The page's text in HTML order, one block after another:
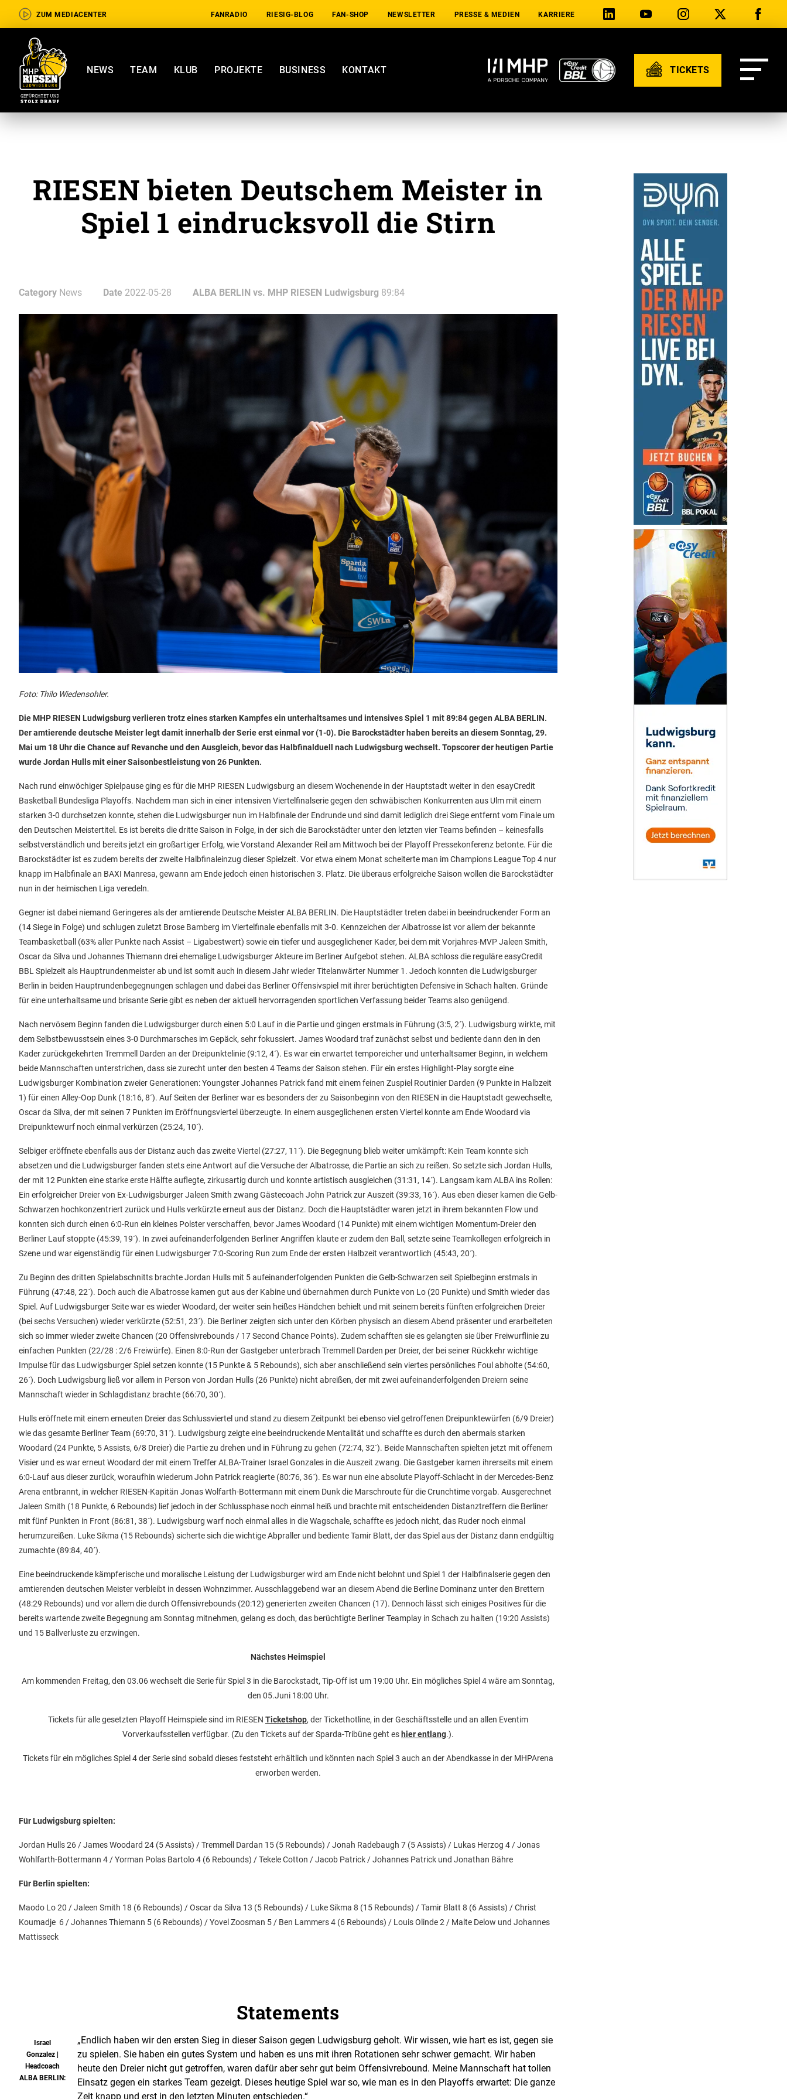
ZUM MEDIACENTER FANRADIO RIESIG-BLOG FAN-SHOP NEWSLETTER PRESSE & MEDIEN KARRIERE
NEWS TEAM KLUB PROJEKTE BUSINESS KONTAKT TICKETS
RIESEN bieten Deutschem Meister in
Spiel 1 eindrucksvoll die Stirn
Category News Date 2022-05-28 ALBA BERLIN vs. MHP RIESEN Ludwigsburg 89:84
Foto: Thilo Wiedensohler.
Die MHP RIESEN Ludwigsburg verlieren trotz eines starken Kampfes ein unterhaltsames und intensives Spiel 1 mit 89:84 gegen ALBA BERLIN.
Der amtierende deutsche Meister legt damit innerhalb der Serie erst einmal vor (1-0). Die Barockstädter haben bereits an diesem Sonntag, 29.
Mai um 18 Uhr die Chance auf Revanche und den Ausgleich, bevor das Halbfinalduell nach Ludwigsburg wechselt. Topscorer der heutigen Partie
wurde Jordan Hulls mit einer Saisonbestleistung von 26 Punkten.
Nach rund einwöchiger Spielpause ging es für die MHP RIESEN Ludwigsburg an diesem Wochenende in der Hauptstadt weiter in den esayCredit
Basketball Bundesliga Playoffs. Nachdem man sich in einer intensiven Viertelfinalserie gegen den schwäbischen Konkurrenten aus Ulm mit einem
starken 3-0 durchsetzen konnte, stehen die Ludwigsburger nun im Halbfinale der Endrunde und sind damit lediglich drei Siege entfernt vom Finale um
den Deutschen Meistertitel. Es ist bereits die dritte Saison in Folge, in der sich die Barockstädter unter den letzten vier Teams befinden – keinesfalls
selbstverständlich und bereits jetzt ein großartiger Erfolg, wie Vorstand Alexander Reil am Mittwoch bei der Playoff Pressekonferenz betonte. Für die
Barockstädter ist es zudem bereits der zweite Halbfinaleinzug dieser Spielzeit. Vor etwa einem Monat scheiterte man im Champions League Top 4 nur
knapp im Halbfinale an BAXI Manresa, gewann am Ende jedoch einen historischen 3. Platz. Die überaus erfolgreiche Saison wollen die Barockstädter
nun in der heimischen Liga veredeln.
Gegner ist dabei niemand Geringeres als der amtierende Deutsche Meister ALBA BERLIN. Die Hauptstädter treten dabei in beeindruckender Form an
(14 Siege in Folge) und schlugen zuletzt Brose Bamberg im Viertelfinale ebenfalls mit 3-0. Kennzeichen der Albatrosse ist vor allem der bekannte
Teambasketball (63% aller Punkte nach Assist – Ligabestwert) sowie ein tiefer und ausgeglichener Kader, bei dem mit Vorjahres-MVP Jaleen Smith,
Oscar da Silva und Johannes Thiemann drei ehemalige Ludwigsburger Akteure im Berliner Aufgebot stehen. ALBA schloss die reguläre easyCredit
BBL Spielzeit als Hauptrundenmeister ab und ist somit auch in diesem Jahr wieder Titelanwärter Nummer 1. Jedoch konnten die Ludwigsburger
Berlin in beiden Hauptrundenbegegnungen schlagen und dabei das Berliner Offensivspiel mit ihrer berüchtigten Defensive in Schach halten. Gründe
für eine unterhaltsame und brisante Serie gibt es neben der aktuell hervorragenden sportlichen Verfassung beider Teams also genügend.
Nach nervösem Beginn fanden die Ludwigsburger durch einen 5:0 Lauf in die Partie und gingen erstmals in Führung (3:5, 2´). Ludwigsburg wirkte, mit
dem Selbstbewusstsein eines 3-0 Durchmarsches im Gepäck, sehr fokussiert. James Woodard traf zunächst selbst und bediente dann den in den
Kader zurückgekehrten Tremmell Darden an der Dreipunktelinie (9:12, 4´). Es war ein erwartet temporeicher und unterhaltsamer Beginn, in welchem
beide Mannschaften unterstrichen, dass sie zurecht unter den besten 4 Teams der Saison stehen. Für ein erstes Highlight-Play sorgte eine
Ludwigsburger Kombination zweier Generationen: Youngster Johannes Patrick fand mit einem feinen Zuspiel Routinier Darden (9 Punkte in Halbzeit
1) für einen Alley-Oop Dunk (18:16, 8´). Auf Seiten der Berliner war es besonders der zu Saisonbeginn von den RIESEN in die Hauptstadt gewechselte,
Oscar da Silva, der mit seinen 7 Punkten im Eröffnungsviertel überzeugte. In einem ausgeglichenen ersten Viertel konnte am Ende Woodard via
Dreipunktewurf noch einmal verkürzen (25:24, 10´).
Selbiger eröffnete ebenfalls aus der Distanz auch das zweite Viertel (27:27, 11´). Die Begegnung blieb weiter umkämpft: Kein Team konnte sich
absetzen und die Ludwigsburger fanden stets eine Antwort auf die Versuche der Albatrosse, die Partie an sich zu reißen. So setzte sich Jordan Hulls,
der mit 12 Punkten eine starke erste Hälfte auflegte, zirkusartig durch und konnte artistisch ausgleichen (31:31, 14´). Langsam kam ALBA ins Rollen:
Ein erfolgreicher Dreier von Ex-Ludwigsburger Jaleen Smith zwang Gästecoach John Patrick zur Auszeit (39:33, 16´). Aus eben dieser kamen die Gelb-
Schwarzen hochkonzentriert zurück und Hulls verkürzte erneut aus der Distanz. Doch die Hauptstädter waren jetzt in ihrem bekannten Flow und
konnten sich durch einen 6:0-Run ein kleines Polster verschaffen, bevor James Woodard (14 Punkte) mit einem wichtigen Momentum-Dreier den
Berliner Lauf stoppte (45:39, 19´). In zwei aufeinanderfolgenden Berliner Angriffen klaute er zudem den Ball, setzte seine Teamkollegen erfolgreich in
Szene und war eigenständig für einen Ludwigsburger 7:0-Scoring Run zum Ende der ersten Halbzeit verantwortlich (45:43, 20´).
Zu Beginn des dritten Spielabschnitts brachte Jordan Hulls mit 5 aufeinanderfolgenden Punkten die Gelb-Schwarzen seit Spielbeginn erstmals in
Führung (47:48, 22´). Doch auch die Albatrosse kamen gut aus der Kabine und übernahmen durch Punkte von Lo (20 Punkte) und Smith wieder das
Spiel. Auf Ludwigsburger Seite war es wieder Woodard, der weiter sein heißes Händchen behielt und mit seinem bereits fünften erfolgreichen Dreier
(bei sechs Versuchen) wieder verkürzte (52:51, 23´). Die Berliner zeigten sich unter den Körben physisch an diesem Abend präsenter und erarbeiteten
sich so immer wieder zweite Chancen (20 Offensivrebounds / 17 Second Chance Points). Zudem schafften sie es gelangten sie über Freiwurflinie zu
einfachen Punkten (22/28 : 2/6 Freiwürfe). Einen 8:0-Run der Gastgeber unterbrach Tremmell Darden per Dreier, der bei seiner Rückkehr wichtige
Impulse für das Ludwigsburger Spiel setzen konnte (15 Punkte & 5 Rebounds), sich aber anschließend sein viertes persönliches Foul abholte (54:60,
26´). Doch Ludwigsburg ließ vor allem in Person von Jordan Hulls (26 Punkte) nicht abreißen, der mit zwei aufeinanderfolgenden Dreiern seine
Mannschaft wieder in Schlagdistanz brachte (66:70, 30´).
Hulls eröffnete mit einem erneuten Dreier das Schlussviertel und stand zu diesem Zeitpunkt bei ebenso viel getroffenen Dreipunktewürfen (6/9 Dreier)
wie das gesamte Berliner Team (69:70, 31´). Ludwigsburg zeigte eine beeindruckende Mentalität und schaffte es durch den abermals starken
Woodard (24 Punkte, 5 Assists, 6/8 Dreier) die Partie zu drehen und in Führung zu gehen (72:74, 32´). Beide Mannschaften spielten jetzt mit offenem
Visier und es war erneut Woodard der mit einem Treffer ALBA-Trainer Israel Gonzales in die Auszeit zwang. Die Gastgeber kamen ihrerseits mit einem
6:0-Lauf aus dieser zurück, woraufhin wiederum John Patrick reagierte (80:76, 36´). Es war nun eine absolute Playoff-Schlacht in der Mercedes-Benz
Arena entbrannt, in welcher RIESEN-Kapitän Jonas Wolfarth-Bottermann mit einem Dunk die Marschroute für die Crunchtime vorgab. Ausgerechnet
Jaleen Smith (18 Punkte, 6 Rebounds) lief jedoch in der Schlussphase noch einmal heiß und brachte mit entscheidenden Distanztreffern die Berliner
mit fünf Punkten in Front (86:81, 38´). Ludwigsburg warf noch einmal alles in die Wagschale, schaffte es jedoch nicht, das Ruder noch einmal
herumzureißen. Luke Sikma (15 Rebounds) sicherte sich die wichtige Abpraller und bediente Tamir Blatt, der das Spiel aus der Distanz dann endgültig
zumachte (89:84, 40´).
Eine beeindruckende kämpferische und moralische Leistung der Ludwigsburger wird am Ende nicht belohnt und Spiel 1 der Halbfinalserie gegen den
amtierenden deutschen Meister verbleibt in dessen Wohnzimmer. Ausschlaggebend war an diesem Abend die Berline Dominanz unter den Brettern
(48:29 Rebounds) und vor allem die durch Offensivrebounds (20:12) generierten zweiten Chancen (17). Dennoch lässt sich einiges Positives für die
bereits wartende zweite Begegnung am Sonntag mitnehmen, gelang es doch, das berüchtigte Berliner Teamplay in Schach zu halten (19:20 Assists)
und 15 Ballverluste zu erzwingen.
Nächstes Heimspiel
Am kommenden Freitag, den 03.06 wechselt die Serie für Spiel 3 in die Barockstadt, Tip-Off ist um 19:00 Uhr. Ein mögliches Spiel 4 wäre am Sonntag,
den 05.Juni 18:00 Uhr.
Tickets für alle gesetzten Playoff Heimspiele sind im RIESEN Ticketshop, der Tickethotline, in der Geschäftsstelle und an allen Eventim
Vorverkaufsstellen verfügbar. (Zu den Tickets auf der Sparda-Tribüne geht es hier entlang.).
Tickets für ein mögliches Spiel 4 der Serie sind sobald dieses feststeht erhältlich und könnten nach Spiel 3 auch an der Abendkasse in der MHPArena
erworben werden.
Für Ludwigsburg spielten:
Jordan Hulls 26 / James Woodard 24 (5 Assists) / Tremmell Dardan 15 (5 Rebounds) / Jonah Radebaugh 7 (5 Assists) / Lukas Herzog 4 / Jonas
Wohlfarth-Bottermann 4 / Yorman Polas Bartolo 4 (6 Rebounds) / Tekele Cotton / Jacob Patrick / Johannes Patrick und Jonathan Bähre
Für Berlin spielten:
Maodo Lo 20 / Jaleen Smith 18 (6 Rebounds) / Oscar da Silva 13 (5 Rebounds) / Luke Sikma 8 (15 Rebounds) / Tamir Blatt 8 (6 Assists) / Christ
Koumadje 6 / Johannes Thiemann 5 (6 Rebounds) / Yovel Zoosman 5 / Ben Lammers 4 (6 Rebounds) / Louis Olinde 2 / Malte Delow und Johannes
Mattisseck
Statements
Israel
Gonzalez |
Headcoach
ALBA BERLIN:
„Endlich haben wir den ersten Sieg in dieser Saison gegen Ludwigsburg geholt. Wir wissen, wie hart es ist, gegen sie
zu spielen. Sie haben ein gutes System und haben es uns mit ihren Rotationen sehr schwer gemacht. Wir haben
heute den Dreier nicht gut getroffen, waren dafür aber sehr gut beim Offensivrebound. Meine Mannschaft hat tollen
Einsatz gegen ein starkes Team gezeigt. Dieses heutige Spiel war so, wie man es in den Playoffs erwartet: Die ganze
Zeit knapp und erst in den letzten Minuten entschieden.“